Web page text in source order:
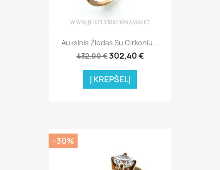
Auksinis Žiedas Su Cirkoniu...
432,00 €302,40 €
Į KREPŠELĮ
−30%